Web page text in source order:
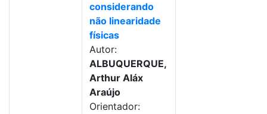
considerando
não linearidade
físicas
Autor:
ALBUQUERQUE,
Arthur Aláx
Araújo
Orientador: